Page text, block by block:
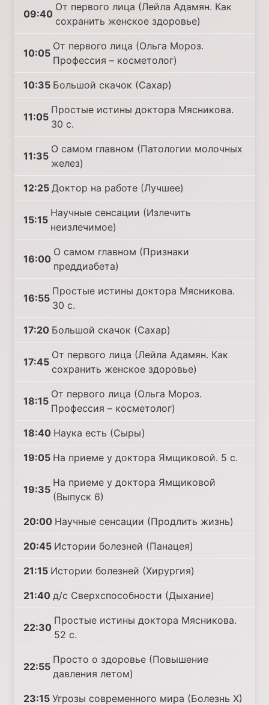
09:40
От первого лица (Лейла Адамян. Как
сохранить женское здоровье)
10:05
От первого лица (Ольга Мороз.
Профессия – косметолог)
10:35 Большой скачок (Сахар)
11:05
Простые истины доктора Мясникова.
30 с.
11:35
О самом главном (Патологии молочных
желез)
12:25 Доктор на работе (Лучшее)
15:15
Научные сенсации (Излечить
неизлечимое)
16:00
О самом главном (Признаки
преддиабета)
16:55
Простые истины доктора Мясникова.
30 с.
17:20 Большой скачок (Сахар)
17:45
От первого лица (Лейла Адамян. Как
сохранить женское здоровье)
18:15
От первого лица (Ольга Мороз.
Профессия – косметолог)
18:40 Наука есть (Сыры)
19:05 На приеме у доктора Ямщиковой. 5 с.
19:35
На приеме у доктора Ямщиковой
(Выпуск 6)
20:00 Научные сенсации (Продлить жизнь)
20:45 Истории болезней (Панацея)
21:15 Истории болезней (Хирургия)
21:40 д/с Сверхспособности (Дыхание)
22:30
Простые истины доктора Мясникова.
52 с.
22:55
Просто о здоровье (Повышение
давления летом)
23:15 Угрозы современного мира (Болезнь Х)